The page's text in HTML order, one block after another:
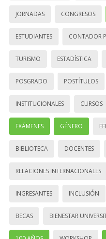
JORNADAS CONGRESOS
ESTUDIANTES CONTADOR
TURISMO ESTADÍSTICA
POSGRADO POSTÍTULOS
INSTITUCIONALES CURSOS
EXÁMENES GÉNERO
BIBLIOTECA DOCENTES
RELACIONES INTERNACIONALES
INGRESANTES INCLUSIÓN
BECAS BIENESTAR